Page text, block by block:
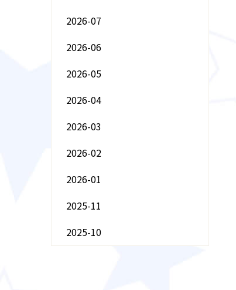
2026-07
2026-06
2026-05
2026-04
2026-03
2026-02
2026-01
2025-11
2025-10